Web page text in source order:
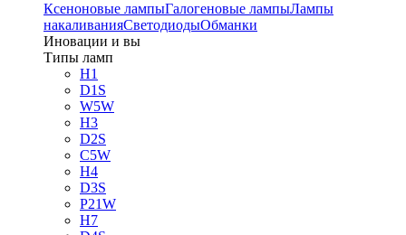
Ксеноновые лампыГалогеновые лампыЛампы
накаливанияСветодиодыОбманки
Иновации и вы
Типы ламп
H1
D1S
W5W
H3
D2S
C5W
H4
D3S
P21W
H7